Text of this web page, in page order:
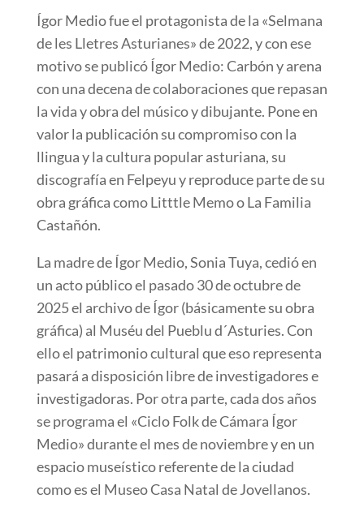
Ígor Medio fue el protagonista de la «Selmana
de les Lletres Asturianes» de 2022, y con ese
motivo se publicó Ígor Medio: Carbón y arena
con una decena de colaboraciones que repasan
la vida y obra del músico y dibujante. Pone en
valor la publicación su compromiso con la
llingua y la cultura popular asturiana, su
discografía en Felpeyu y reproduce parte de su
obra gráfica como Litttle Memo o La Familia
Castañón.
La madre de Ígor Medio, Sonia Tuya, cedió en
un acto público el pasado 30 de octubre de
2025 el archivo de Ígor (básicamente su obra
gráfica) al Muséu del Pueblu d´Asturies. Con
ello el patrimonio cultural que eso representa
pasará a disposición libre de investigadores e
investigadoras. Por otra parte, cada dos años
se programa el «Ciclo Folk de Cámara Ígor
Medio» durante el mes de noviembre y en un
espacio museístico referente de la ciudad
como es el Museo Casa Natal de Jovellanos.